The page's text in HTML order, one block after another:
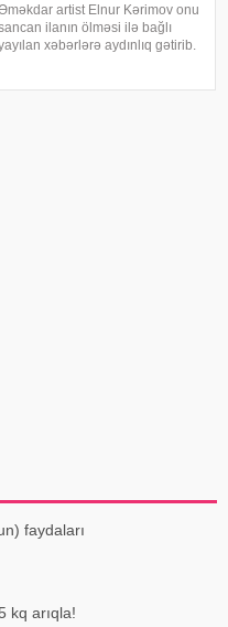
artist Elnur Kərimov onu
ilanın ölməsi ilə bağlı
xəbərlərə aydınlıq gətirib.
faydaları
kq arıqla!